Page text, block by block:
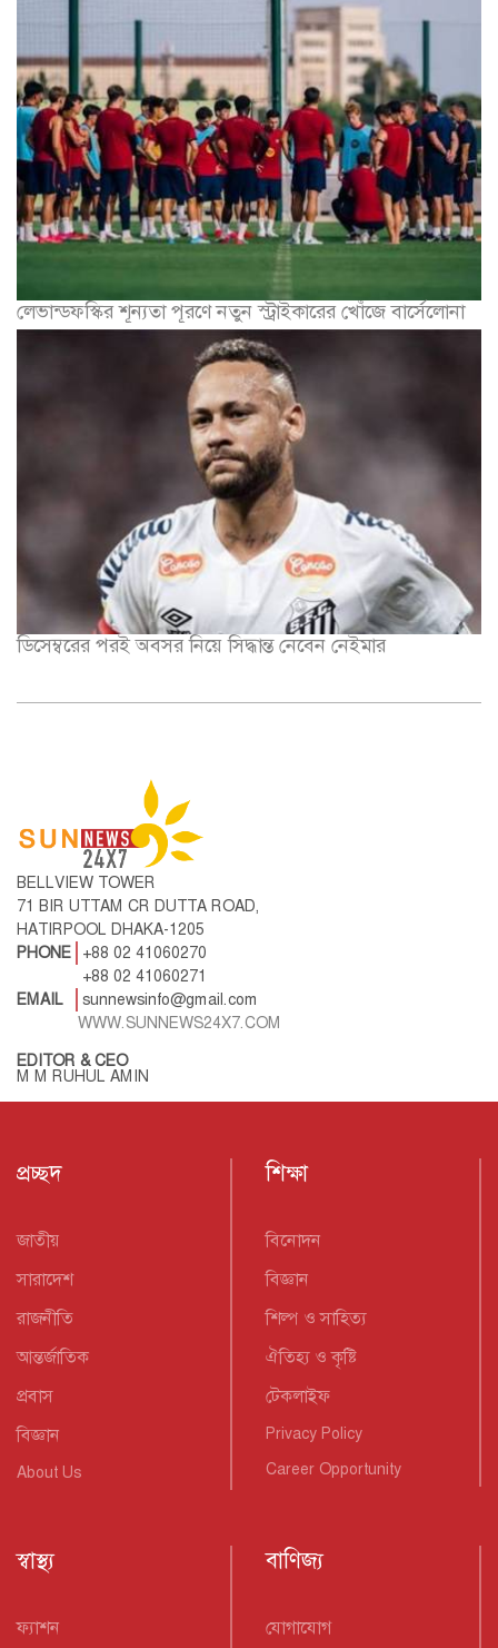
লেভান্ডফস্কির শূন্যতা পূরণে নতুন স্ট্রাইকারের খোঁজে বার্সেলোনা
ডিসেম্বরের পরই অবসর নিয়ে সিদ্ধান্ত নেবেন নেইমার
BELLVIEW TOWER
71 BIR UTTAM CR DUTTA ROAD,
HATIRPOOL DHAKA-1205
PHONE
+88 02 41060270
+88 02 41060271
EMAIL
sunnewsinfo@gmail.com
WWW.SUNNEWS24X7.COM
EDITOR & CEO
M M RUHUL AMIN
প্রচ্ছদ
জাতীয়
সারাদেশ
রাজনীতি
আন্তর্জাতিক
প্রবাস
বিজ্ঞান
About Us
শিক্ষা
বিনোদন
বিজ্ঞান
শিল্প ও সাহিত্য
ঐতিহ্য ও কৃষ্টি
টেকলাইফ
Privacy Policy
Career Opportunity
স্বাস্থ্য
ফ্যাশন
বাণিজ্য
যোগাযোগ